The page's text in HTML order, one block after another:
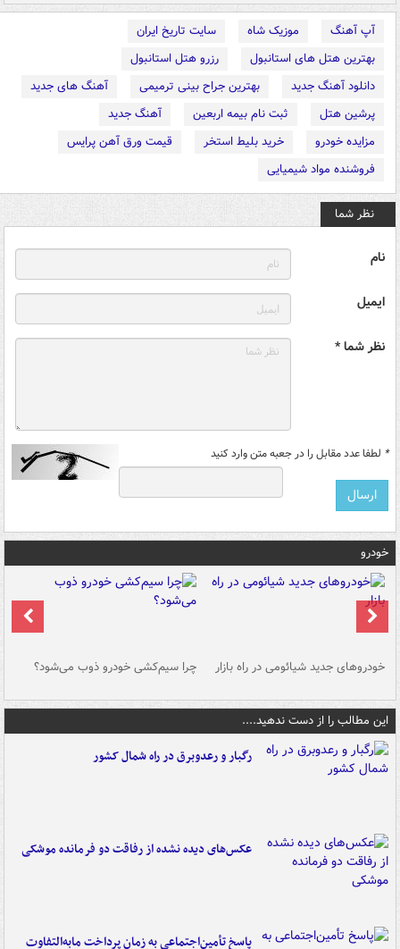
آپ آهنگ موزیک شاه
سایت تاریخ ایران
بهترین هتل های استانبول
رزرو هتل استانبول
دانلود آهنگ جدید
بهترین جراح بینی ترمیمی
آهنگ های جدید
پرشین هتل
ثبت نام بیمه اربعین
آهنگ جدید
مزایده خودرو
خرید بلیط استخر
قیمت ورق آهن پرایس
فروشنده مواد شیمیایی
نظر شما
نام
ایمیل
نظر شما *
* لطفا عدد مقابل را در جعبه متن وارد کنید
خودرو
خودروهای جدید شیائومی در راه بازار چرا سیم‌کشی خودرو ذوب می‌شود؟
این مطالب را از دست ندهید....
رگبار و رعدوبرق در راه شمال کشور
عکس‌های دیده نشده از رفاقت دو فرمانده‌ موشکی
پاسخ تأمین‌اجتماعی به زمان پرداخت مابه‌التفاوت